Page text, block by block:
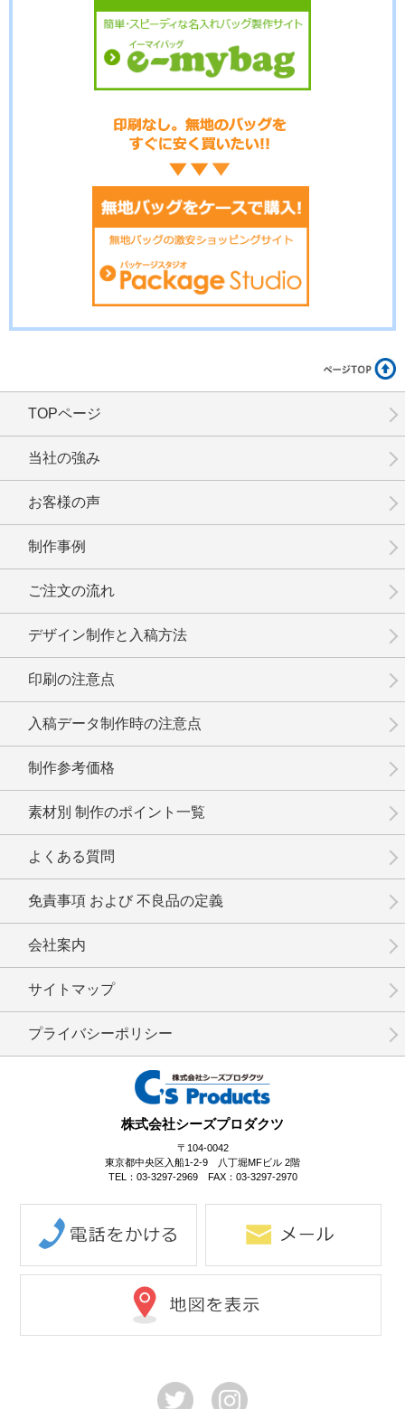
株式会社シーズプロダクツ
〒104-0042
東京都中央区入船1-2-9 八丁堀MFビル 2階
TEL：03-3297-2969 FAX：03-3297-2970
TOPページ
当社の強み
お客様の声
制作事例
ご注文の流れ
デザイン制作と入稿方法
印刷の注意点
入稿データ制作時の注意点
制作参考価格
素材別 制作のポイント一覧
よくある質問
免責事項 および 不良品の定義
会社案内
サイトマップ
プライバシーポリシー